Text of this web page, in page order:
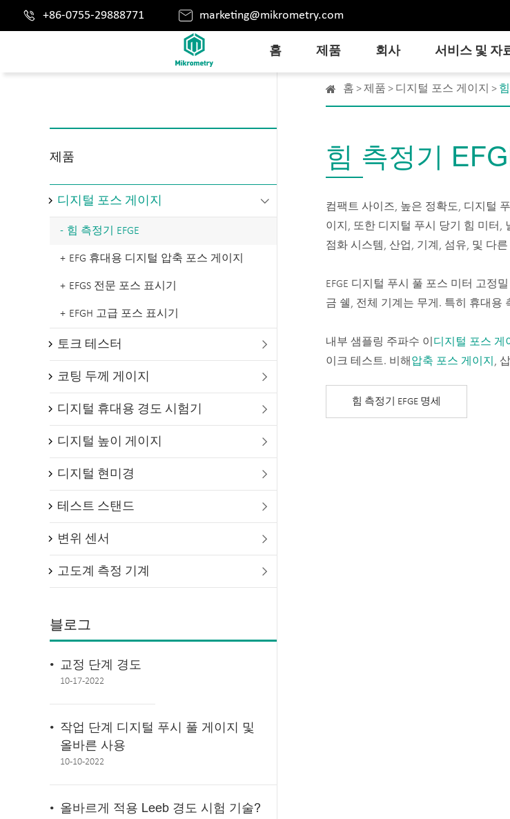
 +86-0755-29888771  marketing@mikrometry.com
홈 제품 회사 서비스 및 자
제품
 디지털 포스 게이지
힘 측정기 EFGE
EFG 휴대용 디지털 압축 포스 게이지
EFGS 전문 포스 표시기
EFGH 고급 포스 표시기
 토크 테스터
 코팅 두께 게이지
 디지털 휴대용 경도 시험기
 디지털 높이 게이지
 디지털 현미경
 테스트 스탠드
 변위 센서
 고도계 측정 기계
블로그
교정 단계 경도
10-17-2022
작업 단계 디지털 푸시 풀 게이지 및
올바른 사용
10-10-2022
올바르게 적용 Leeb 경도 시험 기술?
홈 제품 디지털 포스 게이지
힘 측정기
컴팩트 사이즈, 높은 정확도, 디지털
이지, 또한 디지털 푸시 당기 힘 미터,
점화 시스템, 산업, 기계, 섬유, 및 다
EFGE 디지털 푸시 풀 포스 미터 고정
금 쉘, 전체 기계는 무게. 특히 휴대용
내부 샘플링 주파수 이 디지털 포스 게
이크 테스트. 비해 압축 포스 게이지 ,
힘 측정기 EFGE 명세